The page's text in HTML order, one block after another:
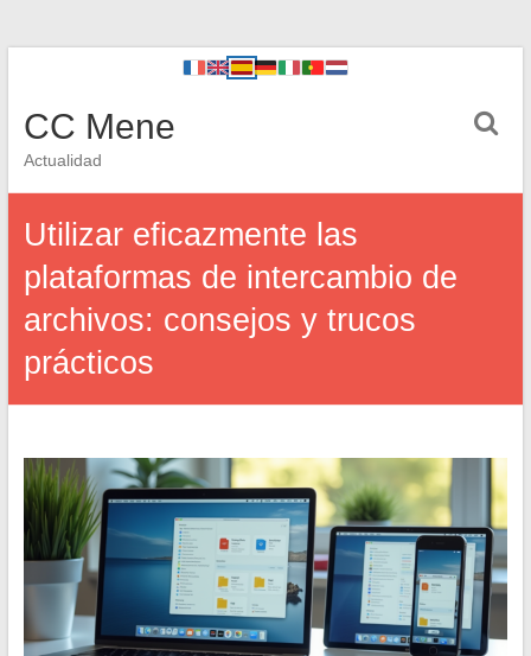
CC Mene
Actualidad
Utilizar eficazmente las
plataformas de intercambio de
archivos: consejos y trucos
prácticos